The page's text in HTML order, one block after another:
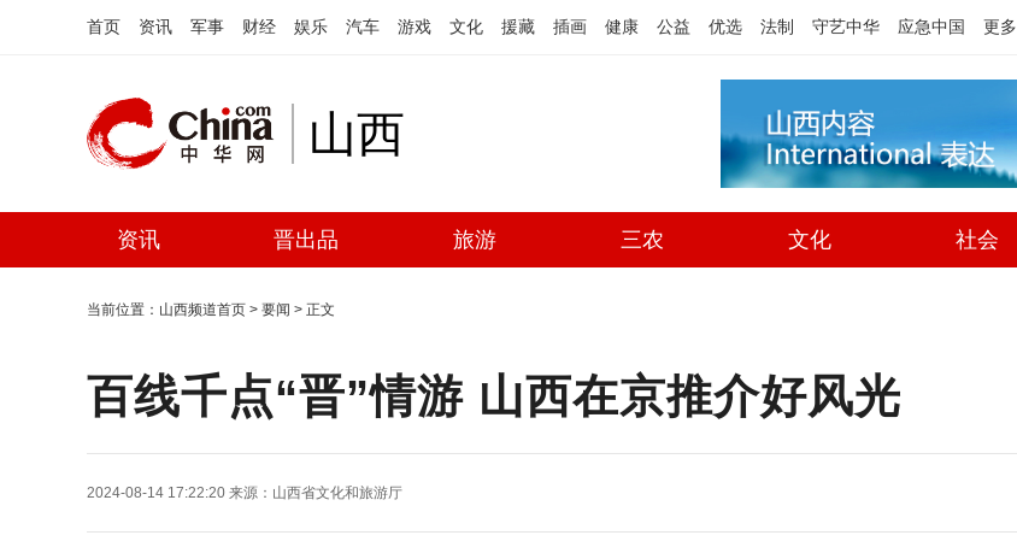
首页 资讯 军事 财经 娱乐 汽车 游戏 文化 援藏 插画 健康 公益 优选 法制 守艺中华 应急中国 更多
山西
资讯 晋出品 旅游 三农 文化 社会
当前位置： 山西频道首页 > 要闻 > 正文
百线千点“晋”情游 山西在京推介好风光
2024-08-14 17:22:20 来源： 山西省文化和旅游厅